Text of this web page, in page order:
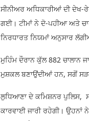
ਸੀਨੀਅਰ ਅਧਿਕਾਰੀਆਂ ਦੀ ਦੇਖ-
ਗਈ। ਟੀਮਾਂ ਨੇ ਦੋ-ਪਹੀਆ ਅਤੇ
ਨਿਰਧਾਰਤ ਨਿਯਮਾਂ ਅਨੁਸਾਰ
ਮੁਹਿੰਮ ਦੌਰਾਨ ਕੁੱਲ 882 ਚਾਲਾਨ
ਮੁਸ਼ਕਲ ਬਣਾਉਂਦੀਆਂ ਹਨ, ਸਗੋਂ
ਲੁਧਿਆਣਾ ਦੇ ਕਮਿਸ਼ਨਰ ਪੁਲਿਸ,
ਕਾਰਵਾਈ ਜਾਰੀ ਰਹੇਗੀ। ਉਹਨਾਂ